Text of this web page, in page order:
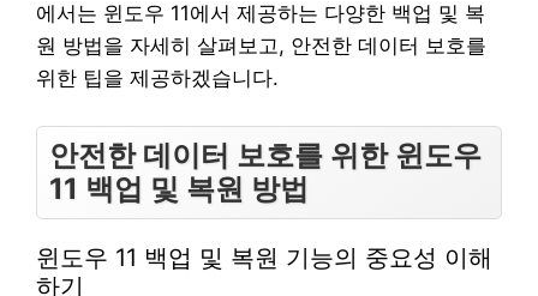
에서는 윈도우 11에서 제공하는 다양한 백업 및 복
원 방법을 자세히 살펴보고, 안전한 데이터 보호를
위한 팁을 제공하겠습니다.
안전한 데이터 보호를 위한 윈도우
11 백업 및 복원 방법
윈도우 11 백업 및 복원 기능의 중요성 이해
하기